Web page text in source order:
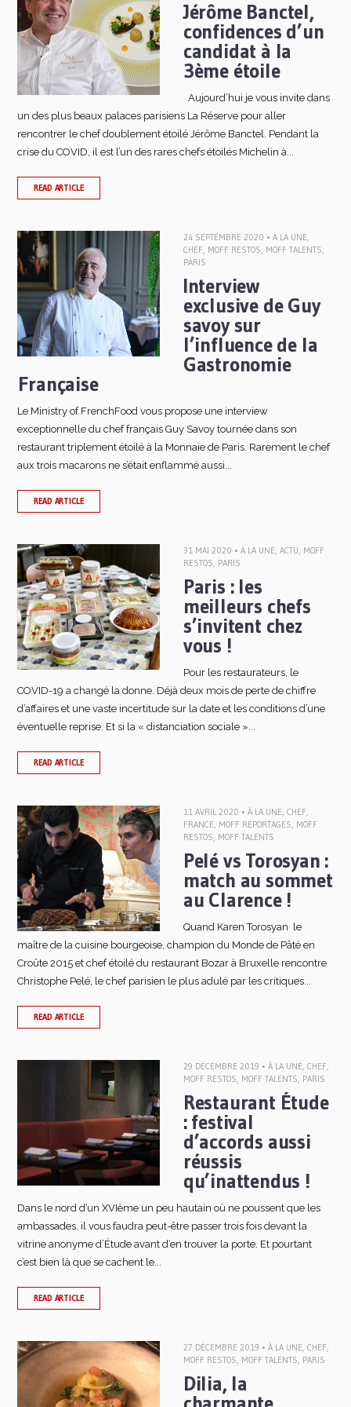
Jérôme Banctel,
confidences d’un
candidat à la
3ème étoile
Aujourd’hui je vous invite dans
un des plus beaux palaces parisiens La Réserve pour aller
rencontrer le chef doublement étoilé Jérôme Banctel. Pendant la
crise du COVID, il est l’un des rares chefs étoilés Michelin à...
READ ARTICLE
24 SEPTEMBRE 2020 • À LA UNE,
CHEF, MOFF RESTOS, MOFF TALENTS,
PARIS
Interview
exclusive de Guy
savoy sur
l’influence de la
Gastronomie
Française
Le Ministry of FrenchFood vous propose une interview
exceptionnelle du chef français Guy Savoy tournée dans son
restaurant triplement étoilé à la Monnaie de Paris. Rarement le chef
aux trois macarons ne s’était enflammé aussi...
READ ARTICLE
31 MAI 2020 • À LA UNE, ACTU, MOFF
RESTOS, PARIS
Paris : les
meilleurs chefs
s’invitent chez
vous !
Pour les restaurateurs, le
COVID-19 a changé la donne. Déjà deux mois de perte de chiffre
d’affaires et une vaste incertitude sur la date et les conditions d’une
éventuelle reprise. Et si la « distanciation sociale »...
READ ARTICLE
11 AVRIL 2020 • À LA UNE, CHEF,
FRANCE, MOFF REPORTAGES, MOFF
RESTOS, MOFF TALENTS
Pelé vs Torosyan :
match au sommet
au Clarence !
Quand Karen Torosyan le
maître de la cuisine bourgeoise, champion du Monde de Pâté en
Croûte 2015 et chef étoilé du restaurant Bozar à Bruxelle rencontre
Christophe Pelé, le chef parisien le plus adulé par les critiques...
READ ARTICLE
29 DÉCEMBRE 2019 • À LA UNE, CHEF,
MOFF RESTOS, MOFF TALENTS, PARIS
Restaurant Étude
: festival
d’accords aussi
réussis
qu’inattendus !
Dans le nord d’un XVIème un peu hautain où ne poussent que les
ambassades, il vous faudra peut-être passer trois fois devant la
vitrine anonyme d’Étude avant d’en trouver la porte. Et pourtant
c’est bien là que se cachent le...
READ ARTICLE
27 DÉCEMBRE 2019 • À LA UNE, CHEF,
MOFF RESTOS, MOFF TALENTS, PARIS
Dilia, la